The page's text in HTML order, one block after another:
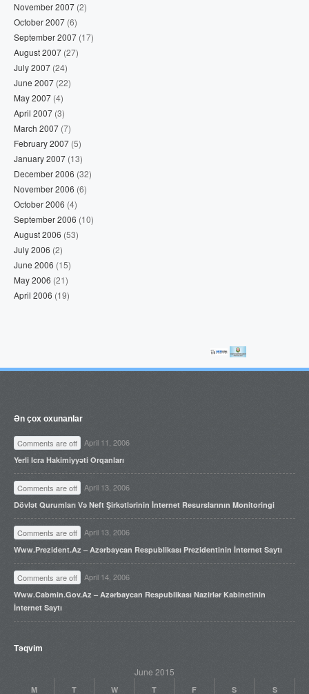
November 2007 (2)
October 2007 (6)
September 2007 (17)
August 2007 (27)
July 2007 (24)
June 2007 (22)
May 2007 (4)
April 2007 (3)
March 2007 (7)
February 2007 (5)
January 2007 (13)
December 2006 (32)
November 2006 (6)
October 2006 (4)
September 2006 (10)
August 2006 (53)
July 2006 (2)
June 2006 (15)
May 2006 (21)
April 2006 (19)
Ən çox oxunanlar
Comments are off April 11, 2006
Yerli Icra Hakimiyyəti Orqanları
Comments are off April 13, 2006
Dövlət Qurumları Və Neft Şirkətlərinin İnternet Resurslarının Monitoringi
Comments are off April 13, 2006
Www.prezident.az – Azərbaycan Respublikası Prezidentinin İnternet Saytı
Comments are off April 14, 2006
Www.cabmin.gov.az – Azərbaycan Respublikası Nazirlər Kabinetinin
İnternet Saytı
Təqvim
June 2015
M T W T F S S